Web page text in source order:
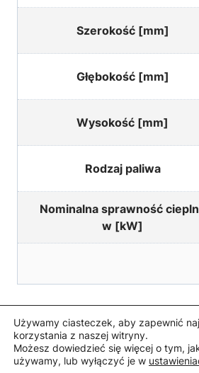
Szerokość [mm]
Głębokość [mm]
Wysokość [mm]
Rodzaj paliwa
Nominalna sprawność
w [kW]
Polityka prywatności i Cookies
Używamy ciasteczek, aby zapewnić
korzystania z naszej witryny.
Możesz dowiedzieć się więcej o tym,
używamy, lub wyłączyć je w